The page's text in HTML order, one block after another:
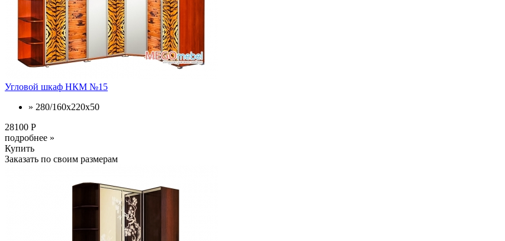
Угловой шкаф НКМ №15
» 280/160x220x50
28100 Р
подробнее »
Купить
Заказать по своим размерам